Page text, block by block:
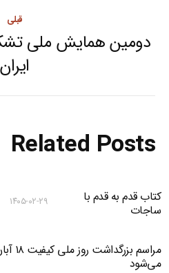
قبلی
post:
دومین همایش ملی
ایران
Related Posts
کتاب قدم به قدم با
ساجات
۱۴۰۵-۰۲-۲۹
مراسم
می‌شود